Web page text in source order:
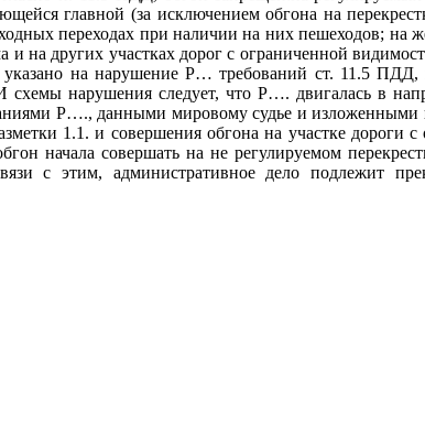
главной (за исключением обгона на
переходах при наличии на них пешеходов; на
на других участках дорог с ограниченной
на нарушение Р… требований ст. 11.5 ПДД,
нарушения следует, что Р…. двигалась в
Р…., данными мировому судье и
1.1. и совершения обгона на участке дороги
начала совершать на не регулируемом
с этим, административное дело подлежит